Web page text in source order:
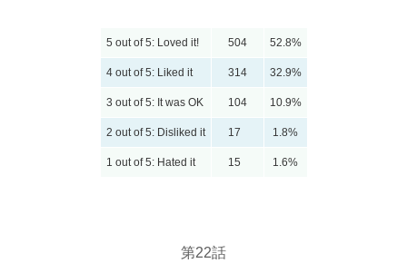
5 out of 5: Loved it! 504 52.8%
4 out of 5: Liked it 314 32.9%
3 out of 5: It was OK 104 10.9%
2 out of 5: Disliked it 17 1.8%
1 out of 5: Hated it 15 1.6%
第22話